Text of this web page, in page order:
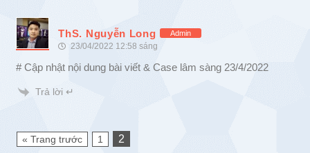
ThS. Nguyễn Long Admin
23/04/2022 12:58 sáng
# Cập nhật nội dung bài viết & Case lâm sàng 23/4/2022
Trả lời ↵
« Trang trước 1 2